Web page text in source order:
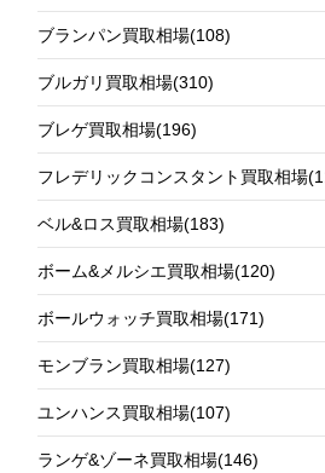
ブランパン買取相場(108)
ブルガリ買取相場(310)
ブレゲ買取相場(196)
フレデリックコンスタント買取相場
ベル&ロス買取相場(183)
ボーム&メルシエ買取相場(120)
ボールウォッチ買取相場(171)
モンブラン買取相場(127)
ユンハンス買取相場(107)
ランゲ&ゾーネ買取相場(146)